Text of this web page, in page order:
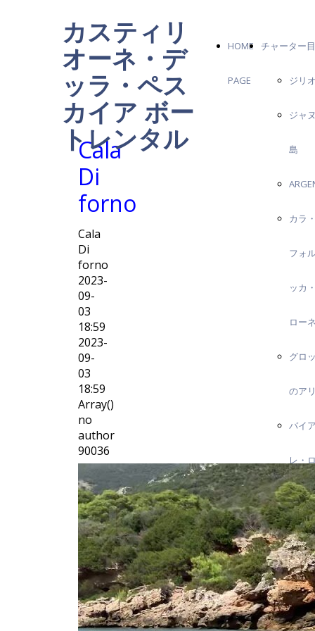
カスティリ
オーネ・デ
ッラ・ペス
カイア ボー
トレンタル
HOME
PAGE
チャーター
ジリ
ジャ
島
カラ
フォ
ッカ
ロー
グロ
のア
バイ
レ・
テ
スパ
ロ島
トロ
Cala
Di
forno
Cala
Di
forno
2023-
09-
03
18:59
2023-
09-
03
18:59
Array()
no
author
90036